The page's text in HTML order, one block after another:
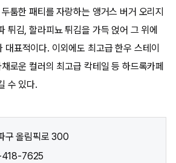
툼한 패티를 자랑하는 앵거스 버거 오리지
튀김, 할라피뇨 튀김을 가득 얹어 그 위에
대표적이다. 이외에도 최고급 한우 스테이
로운 컬러의 최고급 칵테일 등 하드록카페
수 있다.
구 올림픽로 300
418-7625